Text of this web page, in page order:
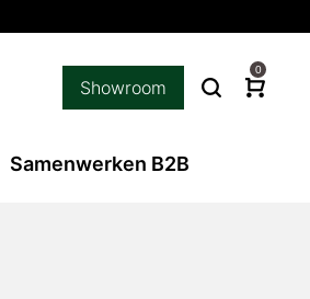
Showroom
0
Samenwerken B2B